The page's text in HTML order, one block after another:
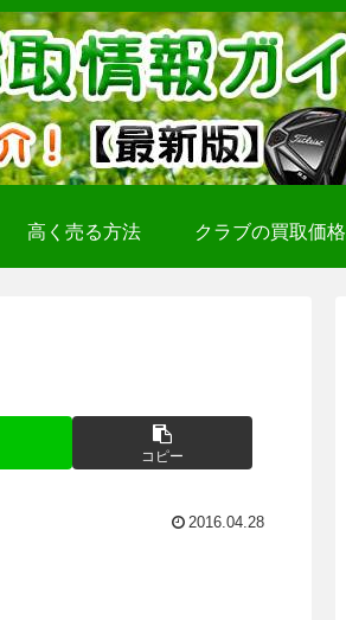
高く売る方法 クラブの買取価格
コピー
2016.04.28